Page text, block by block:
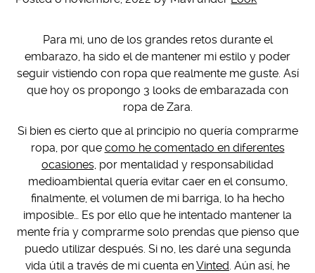
Para mi, uno de los grandes retos durante el
embarazo, ha sido el de mantener mi estilo y poder
seguir vistiendo con ropa que realmente me guste. Así
que hoy os propongo 3 looks de embarazada con
ropa de Zara.
Si bien es cierto que al principio no quería comprarme
ropa, por que como he comentado en diferentes
ocasiones, por mentalidad y responsabilidad
medioambiental quería evitar caer en el consumo,
finalmente, el volumen de mi barriga, lo ha hecho
imposible… Es por ello que he intentado mantener la
mente fría y comprarme solo prendas que pienso que
puedo utilizar después. Si no, les daré una segunda
vida útil a través de mi cuenta enVinted. Aún así, he